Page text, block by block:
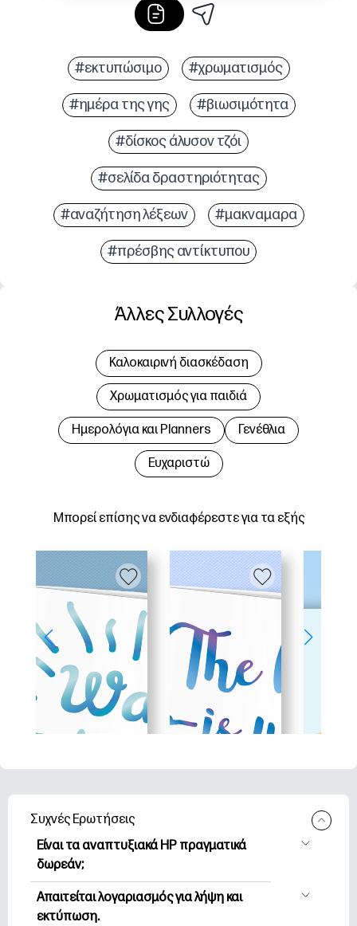
#εκτυπώσιμο #χρωματισμός
#ημέρα της γης #βιωσιμότητα
#δίσκος άλυσον τζόι
#σελίδα δραστηριότητας
#αναζήτηση λέξεων #μακναμαρα
#πρέσβης αντίκτυπου
Μπορεί επίσης να ενδιαφέρεστε για τα εξής
Άλλες Συλλογές
Καλοκαιρινή διασκέδαση
Χρωματισμός για παιδιά
Hμερολόγια και Planners Γενέθλια
Ευχαριστώ
Συχνές Ερωτήσεις
Είναι τα αναπτυξιακά HP πραγματικά
δωρεάν;
Η HP Printables προσφέρει 2,500+
δωρεάν εκτυπώσιμα για λήψη και
Απαιτείται λογαριασμός για λήψη και
εκτύπωση.